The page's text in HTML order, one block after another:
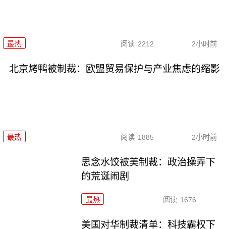
最热 阅读 2212 2小时前
北京烤鸭被制裁：欧盟贸易保护与产业焦虑的缩影
最热 阅读 1885 2小时前
思念水饺被美制裁：政治操弄下
的荒诞闹剧
最热 阅读 1676
美国对华制裁清单：科技霸权下